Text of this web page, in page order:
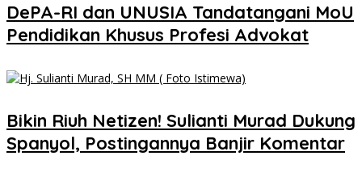
DePA-RI dan UNUSIA Tandatangani MoU
Pendidikan Khusus Profesi Advokat
Bikin Riuh Netizen! Sulianti Murad Dukung
Spanyol, Postingannya Banjir Komentar